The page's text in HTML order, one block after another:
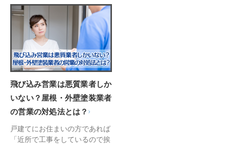
飛び込み営業は悪質業者しか
いない？屋根・外壁塗装業者
の営業の対処法とは？
戸建てにお住まいの方であれば
「近所で工事をしているので挨